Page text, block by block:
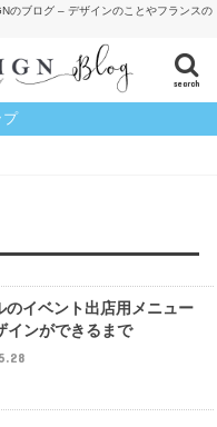
のブログ – デザインのことやフランスの
search
プ
のイベント出店用メニュー
インができるまで